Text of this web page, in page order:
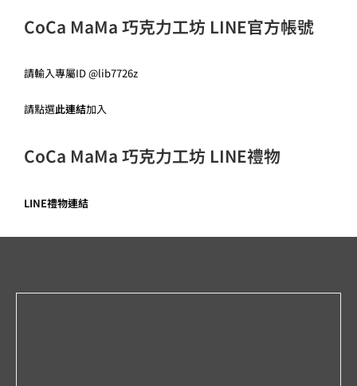
CoCa MaMa 巧克力工坊 LINE官方帳號
請輸入專屬ID@lib7726z
請點選此連結加入
CoCa MaMa 巧克力工坊 LINE禮物
LINE禮物連結